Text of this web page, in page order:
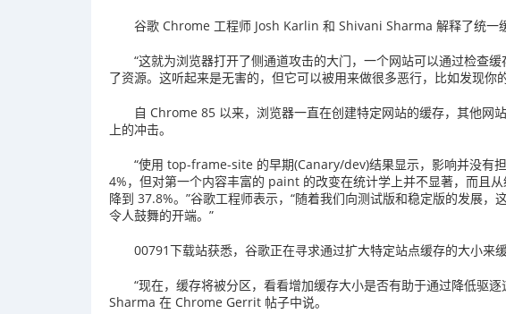
谷歌 Chrome 工程师 Josh Karlin 和 Shivani Sharma 解释了统一缓
“这就为浏览器打开了侧通道攻击的大门，一个网站可以通过检查缓
了资源。这听起来是无害的，但它可以被用来做很多恶行，比如发现你
自 Chrome 85 以来，浏览器一直在创建特定网站的缓存，其他网
上的冲击。
“使用 top-frame-site 的早期(Canary/dev)结果显示，影响并没有担
4%，但对第一个内容丰富的 paint 的改变在统计学上并不显著，而且
降到 37.8%。”谷歌工程师表示，“随着我们向测试版和稳定版的发展，
令人鼓舞的开端。”
00791下载站获悉，谷歌正在寻求通过扩大特定站点缓存的大小来缓
“现在，缓存将被分区，看看增加缓存大小是否有助于通过降低驱逐
Sharma 在 Chrome Gerrit 帖子中说。